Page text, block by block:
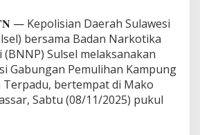
— Kepolisian Daerah Sulawesi
bersama Badan Narkotika
Sulsel melaksanakan
Gabungan Pemulihan Kampung
bertempat di Mako
Sabtu (08/11/2025) pukul